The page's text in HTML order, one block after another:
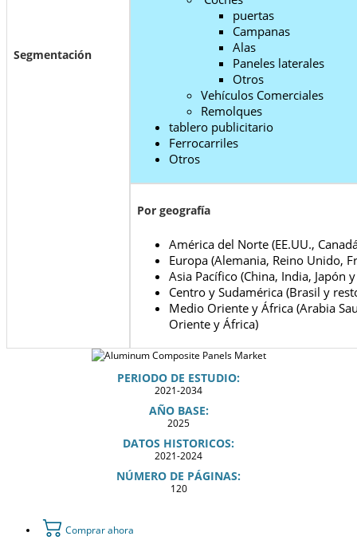
Segmentación
puertas
Campanas
Alas
Paneles laterales
Otros
Vehículos Comerciales
Remolques
tablero publicitario
Ferrocarriles
Otros
Por geografía
América del Norte (EE.UU.,
Europa (Alemania, Reino Unido,
Asia Pacífico (China, India, Japón
Centro y Sudamérica (Brasil y
Medio Oriente y África (Arabia
Oriente y África)
PERIODO DE ESTUDIO:
2021-2034
AÑO BASE:
2025
DATOS HISTORICOS:
2021-2024
NÚMERO DE PÁGINAS:
120
Comprar ahora